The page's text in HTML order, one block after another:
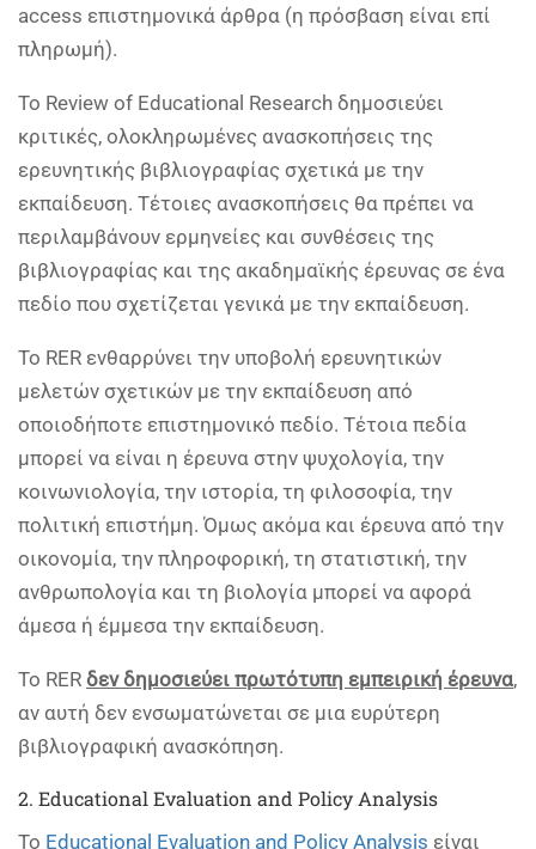
access επιστημονικά άρθρα (η πρόσβαση είναι επί
πληρωμή).
To Review of Educational Research δημοσιεύει
κριτικές, ολοκληρωμένες ανασκοπήσεις της
ερευνητικής βιβλιογραφίας σχετικά με την
εκπαίδευση. Τέτοιες ανασκοπήσεις θα πρέπει να
περιλαμβάνουν ερμηνείες και συνθέσεις της
βιβλιογραφίας και της ακαδημαϊκής έρευνας σε ένα
πεδίο που σχετίζεται γενικά με την εκπαίδευση.
Το RER ενθαρρύνει την υποβολή ερευνητικών
μελετών σχετικών με την εκπαίδευση από
οποιοδήποτε επιστημονικό πεδίο. Τέτοια πεδία
μπορεί να είναι η έρευνα στην ψυχολογία, την
κοινωνιολογία, την ιστορία, τη φιλοσοφία, την
πολιτική επιστήμη. Όμως ακόμα και έρευνα από την
οικονομία, την πληροφορική, τη στατιστική, την
ανθρωπολογία και τη βιολογία μπορεί να αφορά
άμεσα ή έμμεσα την εκπαίδευση.
Το RER δεν δημοσιεύει πρωτότυπη εμπειρική έρευνα,
αν αυτή δεν ενσωματώνεται σε μια ευρύτερη
βιβλιογραφική ανασκόπηση.
2. Educational Evaluation and Policy Analysis
Το Educational Evaluation and Policy Analysis είναι